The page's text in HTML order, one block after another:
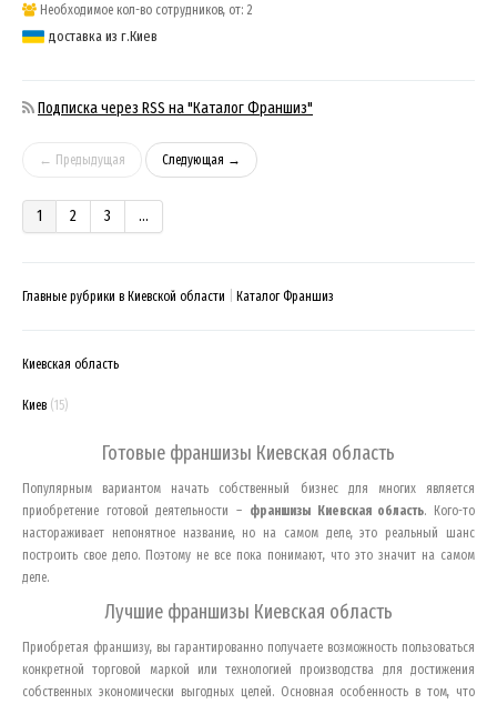
Необходимое кол-во сотрудников, от: 2
доставка из г.Киев
Подписка через RSS на "Каталог Франшиз"
← Предыдущая Следующая →
1 2 3 ...
Главные рубрики в Киевской области Каталог Франшиз
Киевская область
Киев (15)
Готовые франшизы Киевская область
Популярным вариантом начать собственный бизнес для многих является
приобретение готовой деятельности – франшизы Киевская область. Кого-то
настораживает непонятное название, но на самом деле, это реальный шанс
построить свое дело. Поэтому не все пока понимают, что это значит на самом
деле.
Лучшие франшизы Киевская область
Приобретая франшизу, вы гарантированно получаете возможность пользоваться
конкретной торговой маркой или технологией производства для достижения
собственных экономически выгодных целей. Основная особенность в том, что